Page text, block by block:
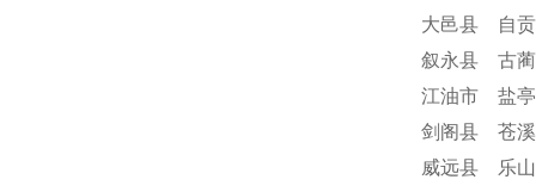
大邑县 自
叙永县 古
江油市 盐
剑阁县 苍
威远县 乐